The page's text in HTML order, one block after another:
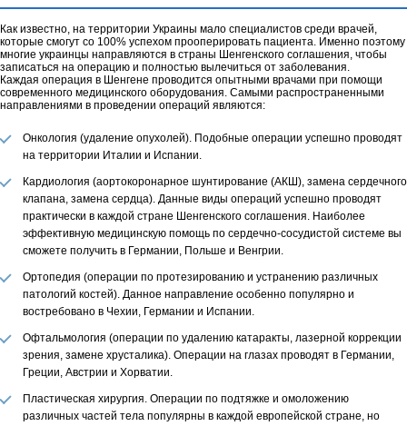
Как известно, на территории Украины мало специалистов среди врачей,
которые смогут со 100% успехом прооперировать пациента. Именно поэтому
многие украинцы направляются в страны Шенгенского соглашения, чтобы
записаться на операцию и полностью вылечиться от заболевания.
Каждая операция в Шенгене проводится опытными врачами при помощи
современного медицинского оборудования. Самыми распространенными
направлениями в проведении операций являются:
Онкология (удаление опухолей). Подобные операции успешно проводят
на территории Италии и Испании.
Кардиология (аортокоронарное шунтирование (АКШ), замена сердечного
клапана, замена сердца). Данные виды операций успешно проводят
практически в каждой стране Шенгенского соглашения. Наиболее
эффективную медицинскую помощь по сердечно-сосудистой системе вы
сможете получить в Германии, Польше и Венгрии.
Ортопедия (операции по протезированию и устранению различных
патологий костей). Данное направление особенно популярно и
востребовано в Чехии, Германии и Испании.
Офтальмология (операции по удалению катаракты, лазерной коррекции
зрения, замене хрусталика). Операции на глазах проводят в Германии,
Греции, Австрии и Хорватии.
Пластическая хирургия. Операции по подтяжке и омоложению
различных частей тела популярны в каждой европейской стране, но